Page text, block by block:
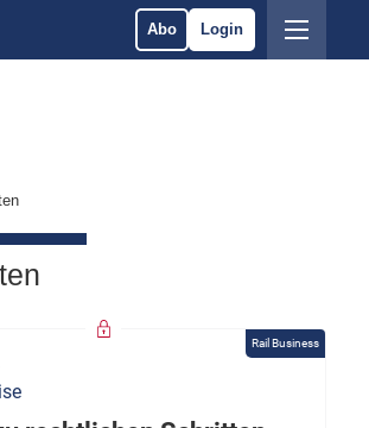
Abo Login
Rail Business